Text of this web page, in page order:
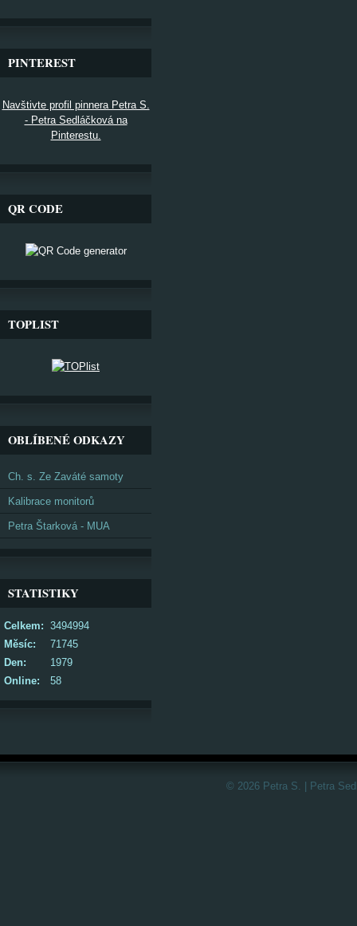
PINTEREST
Navštivte profil pinnera Petra S.
- Petra Sedláčková na
Pinterestu.
QR CODE
TOPLIST
OBLÍBENÉ ODKAZY
Ch. s. Ze Zaváté samoty
Kalibrace monitorů
Petra Štarková - MUA
STATISTIKY
Online: 58
Celkem: 3494994
Měsíc:
71745
Den:
1979
© 2026 Petra S. | Petra